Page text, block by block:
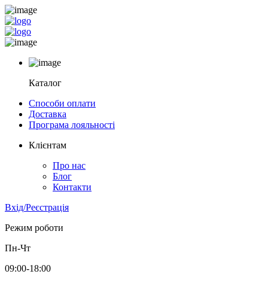
Каталог
Способи оплати
Доставка
Програма лояльності
Клієнтам
Про нас
Блог
Контакти
Вхід/Реєстрація
Режим роботи
Пн-Чт
09:00-18:00